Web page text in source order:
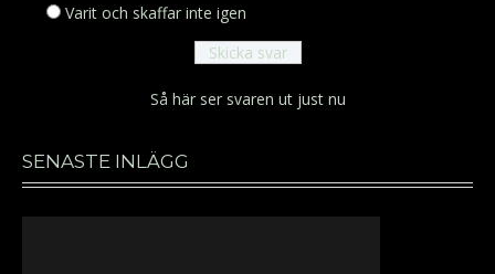
Varit och skaffar inte igen
Så här ser svaren ut just nu
SENASTE INLÄGG